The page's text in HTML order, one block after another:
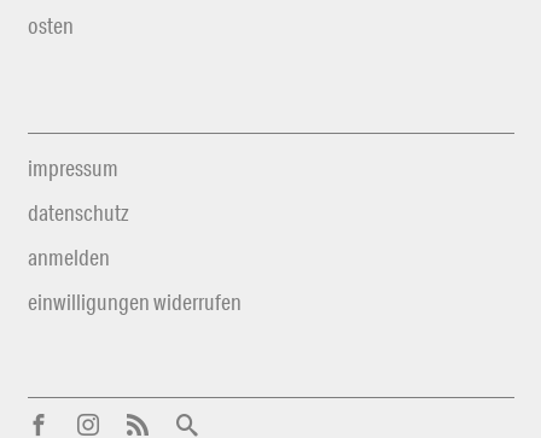
osten
impressum
datenschutz
anmelden
einwilligungen widerrufen